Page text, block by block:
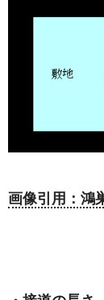
画像引用：鴻